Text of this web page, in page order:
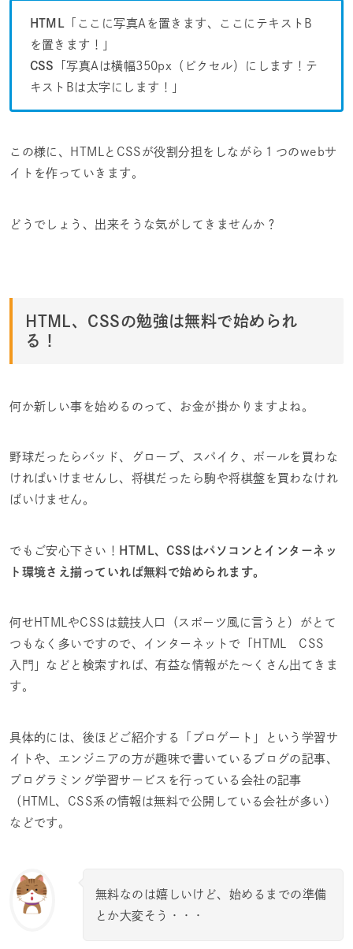
HTML
「ここに写真Aを置きます、ここにテキストB
を置きます！」
CSS
「写真Aは横幅350px（ピクセル）にします！テ
キストBは太字にします！」
この様に、HTMLとCSSが役割分担をしながら１つのwebサ
イトを作っていきます。
どうでしょう、出来そうな気がしてきませんか？
HTML、CSSの勉強は無料で始められ
る！
何か新しい事を始めるのって、お金が掛かりますよね。
野球だったらバッド、グローブ、スパイク、ボールを買わな
ければいけませんし、将棋だったら駒や将棋盤を買わなけれ
ばいけません。
でもご安心下さい！ HTML、CSSはパソコンとインターネッ
ト環境さえ揃っていれば無料で始められます。
何せHTMLやCSSは競技人口（スポーツ風に言うと）がとて
つもなく多いですので、インターネットで「HTML CSS
入門」などと検索すれば、有益な情報がた～くさん出てきま
す。
具体的には、後ほどご紹介する「プロゲート」という学習サ
イトや、エンジニアの方が趣味で書いているブログの記事、
プログラミング学習サービスを行っている会社の記事
（HTML、CSS系の情報は無料で公開している会社が多い）
などです。
無料なのは嬉しいけど、始めるまでの準備
とか大変そう・・・